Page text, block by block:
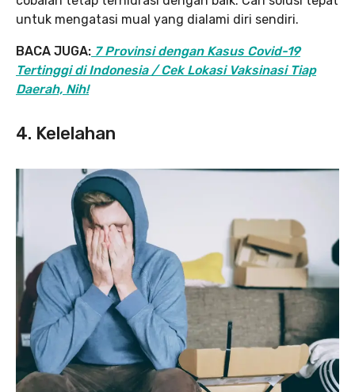
untuk mengatasi mual yang dialami diri sendiri.
BACA JUGA: 7 Provinsi dengan Kasus Covid-19
Tertinggi di Indonesia / Cek Lokasi Vaksinasi Tiap
Daerah, Nih!
4. Kelelahan